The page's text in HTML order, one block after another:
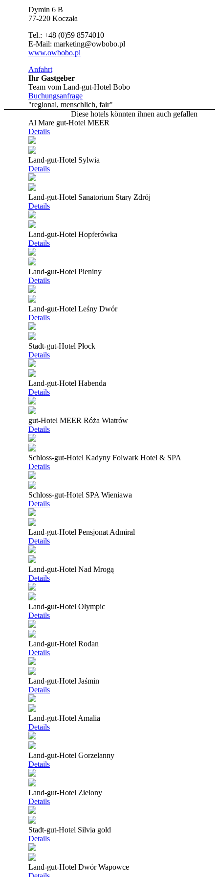
Dymin 6 B
77-220 Koczała
Tel.: +48 (0)59 8574010
E-Mail: marketing@owbobo.pl
www.owbobo.pl
Anfahrt
Ihr Gastgeber
Team vom Land-gut-Hotel Bobo
Buchungsanfrage
"regional, menschlich, fair"
Diese hotels könnten ihnen auch gefallen
Al Mare gut-Hotel MEER
Details
Land-gut-Hotel Sylwia
Details
Land-gut-Hotel Sanatorium Stary Zdrój
Details
Land-gut-Hotel Hopferówka
Details
Land-gut-Hotel Pieniny
Details
Land-gut-Hotel Leśny Dwór
Details
Stadt-gut-Hotel Płock
Details
Land-gut-Hotel Habenda
Details
gut-Hotel MEER Róża Wiatrów
Details
Schloss-gut-Hotel Kadyny Folwark Hotel & SPA
Details
Schloss-gut-Hotel SPA Wieniawa
Details
Land-gut-Hotel Pensjonat Admiral
Details
Land-gut-Hotel Nad Mrogą
Details
Land-gut-Hotel Olympic
Details
Land-gut-Hotel Rodan
Details
Land-gut-Hotel Jaśmin
Details
Land-gut-Hotel Amalia
Details
Land-gut-Hotel Gorzelanny
Details
Land-gut-Hotel Zielony
Details
Stadt-gut-Hotel Silvia gold
Details
Land-gut-Hotel Dwór Wapowce